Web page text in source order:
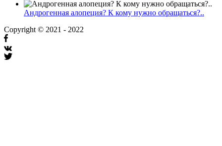
Андрогенная алопеция? К кому нужно обращаться?..
Copyright © 2021 - 2022